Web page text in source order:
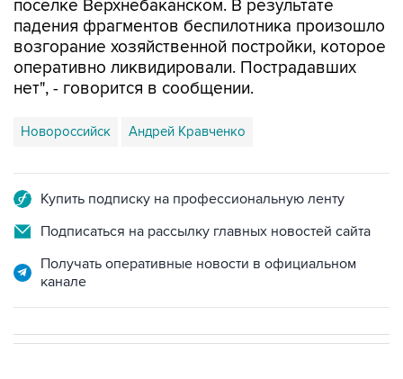
поселке Верхнебаканском. В результате
падения фрагментов беспилотника произошло
возгорание хозяйственной постройки, которое
оперативно ликвидировали. Пострадавших
нет", - говорится в сообщении.
Новороссийск Андрей Кравченко
Купить подписку на профессиональную ленту
Подписаться на рассылку главных новостей сайта
Получать оперативные новости в официальном
канале